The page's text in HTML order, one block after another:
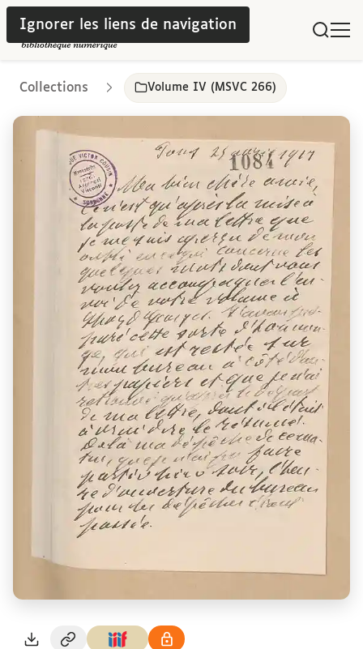
Ignorer les liens de navigation
Collections Volume IV (MSVC 266)